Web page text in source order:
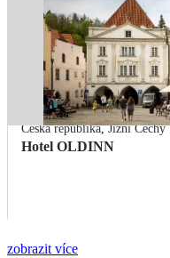
Česká republika,Jižní Čechy
Hotel OLDINN
zobrazit více